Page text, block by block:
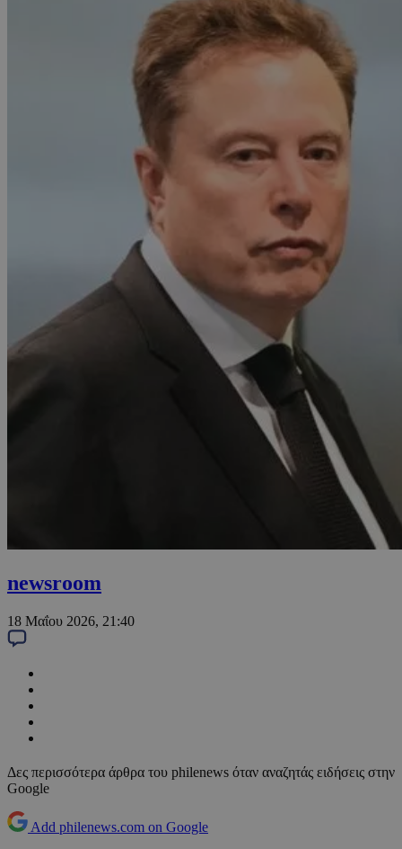
newsroom
18 Μαΐου 2026, 21:40
Δες περισσότερα άρθρα του philenews όταν αναζητάς ειδήσεις στην
Google
Add philenews.com on Google